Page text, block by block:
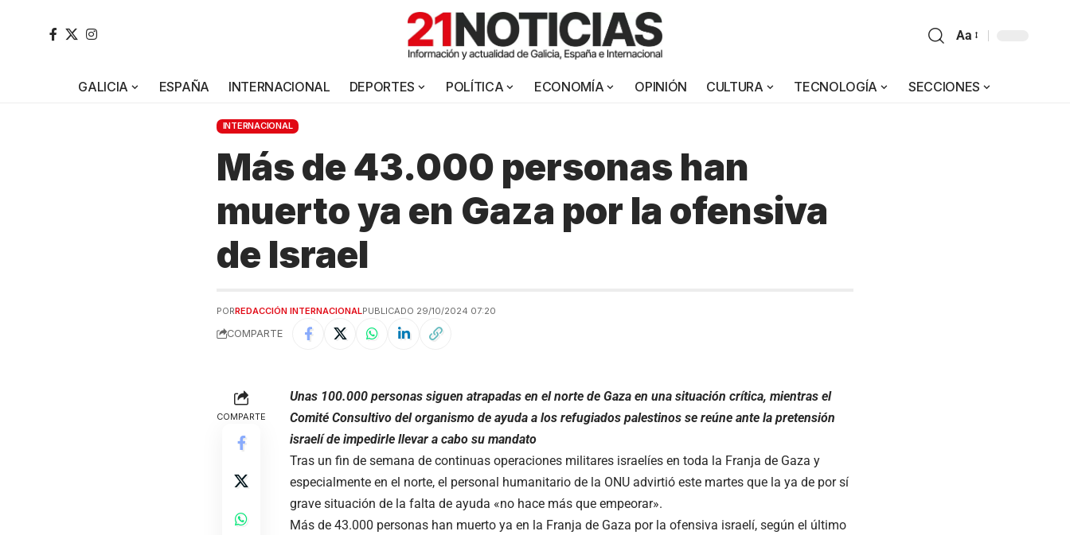
Aa
GALICIA ESPAÑA INTERNACIONAL DEPORTES POLÍTICA ECONOMÍA OPINIÓN CULTURA TECNOLOGÍA SECCIONES
INTERNACIONAL
Más de 43.000 personas han
muerto ya en Gaza por la ofensiva
de Israel
PORREDACCIÓN INTERNACIONALPUBLICADO 29/10/2024 07:20
COMPARTE
COMPARTE
Unas 100.000 personas siguen atrapadas en el norte de Gaza en una situación crítica, mientras el
Comité Consultivo del organismo de ayuda a los refugiados palestinos se reúne ante la pretensión
israelí de impedirle llevar a cabo su mandato
Tras un fin de semana de continuas operaciones militares israelíes en toda la Franja de Gaza y
especialmente en el norte, el personal humanitario de la ONU advirtió este martes que la ya de por sí
grave situación de la falta de ayuda «no hace más que empeorar».
Más de 43.000 personas han muerto ya en la Franja de Gaza por la ofensiva israelí, según el último